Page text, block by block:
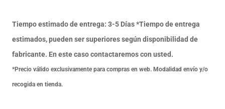
D70
Titanio
KTM
DUKE
390
Tiempo estimado de entrega: 3-5 Días *Tiempo de entrega
estimados, pueden ser superiores según disponibilidad de
fabricante. En este caso contactaremos con usted.
*Precio válido exclusivamente para compras en web. Modalidad envío y/o
recogida en tienda.